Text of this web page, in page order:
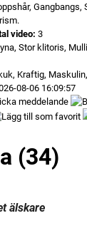
Gangbangs,
video: 3
Stor klitoris,
Kraftig,
08-06 16:09:57
(34)
älskare